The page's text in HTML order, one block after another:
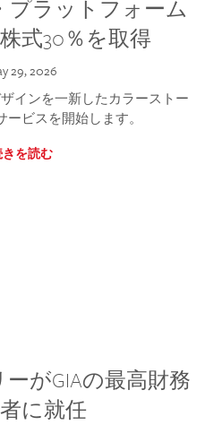
プラットフォーム
株式30％を取得
29, 2026
インを一新したカラーストー
ービスを開始します。
を読む
がGIAの最高財務
に就任